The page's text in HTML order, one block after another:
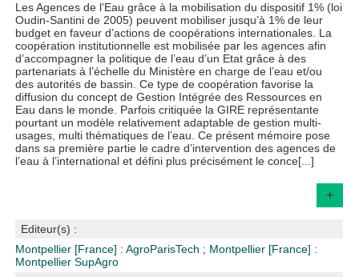
Les Agences de l’Eau grâce à la mobilisation du dispositif 1% (loi
Oudin-Santini de 2005) peuvent mobiliser jusqu’à 1% de leur
budget en faveur d’actions de coopérations internationales. La
coopération institutionnelle est mobilisée par les agences afin
d’accompagner la politique de l’eau d’un Etat grâce à des
partenariats à l’échelle du Ministère en charge de l’eau et/ou
des autorités de bassin. Ce type de coopération favorise la
diffusion du concept de Gestion Intégrée des Ressources en
Eau dans le monde. Parfois critiquée la GIRE représentante
pourtant un modèle relativement adaptable de gestion multi-
usages, multi thématiques de l’eau. Ce présent mémoire pose
dans sa première partie le cadre d’intervention des agences de
l’eau à l’international et défini plus précisément le conce[...]
+
Editeur(s) :
Montpellier [France] : AgroParisTech ; Montpellier [France] :
Montpellier SupAgro